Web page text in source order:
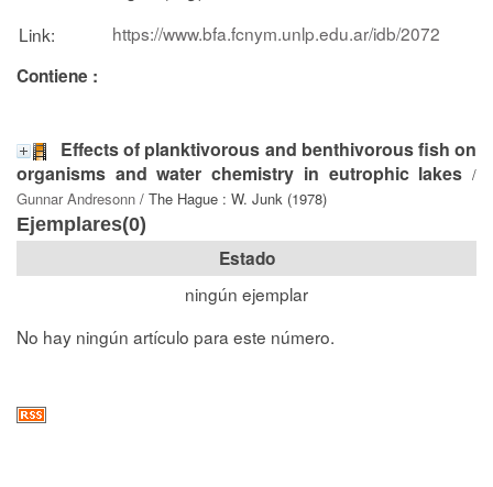
Link:
https://www.bfa.fcnym.unlp.edu.ar/idb/2072
Contiene :
Effects of planktivorous and benthivorous fish on
organisms and water chemistry in eutrophic lakes /
Gunnar Andresonn / The Hague : W. Junk (1978)
Ejemplares(0)
Estado
ningún ejemplar
No hay ningún artículo para este número.